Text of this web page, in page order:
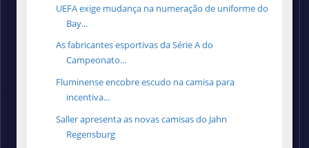
UEFA exige mudança na numeração de uniforme do
Bay...
As fabricantes esportivas da Série A do
Campeonato...
Fluminense encobre escudo na camisa para
incentiva...
Saller apresenta as novas camisas do Jahn
Regensburg